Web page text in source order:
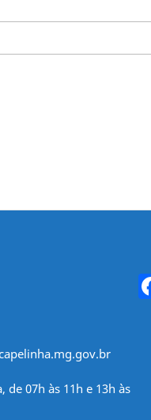
de 07h às 11h e 13h às